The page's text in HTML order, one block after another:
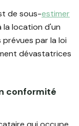
de sous-estimer
la location d'un
par la loi
dévastatrices
conformité